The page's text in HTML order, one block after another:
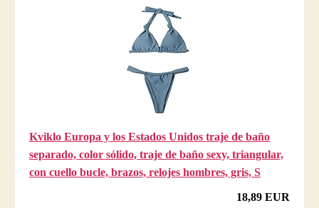
Kviklo Europa y los Estados Unidos traje de baño
separado, color sólido, traje de baño sexy, triangular,
con cuello bucle, brazos, relojes hombres, gris, S
18,89 EUR